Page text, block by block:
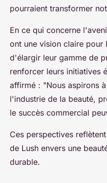
pourraient transformer
En ce qui concerne
ont une vision claire pour
d'élargir leur gamme de
renforcer leurs initiatives
affirmé : "Nous aspirons
l'industrie de la beauté,
le succès commercial
Ces perspectives
de Lush envers une
durable.